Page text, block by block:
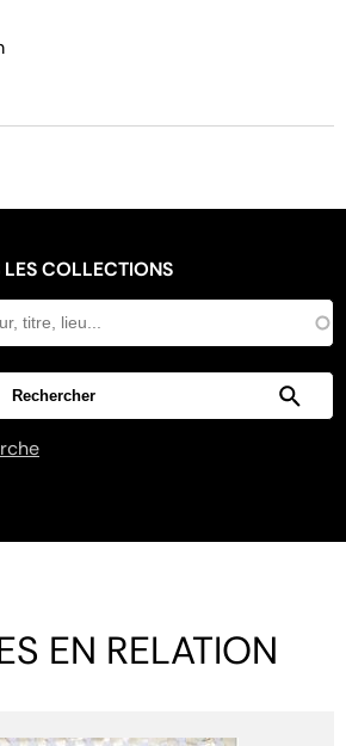
LES COLLECTIONS
EN RELATION